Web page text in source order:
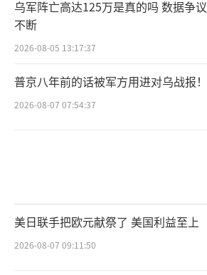
乌军阵亡高达125万是真的吗 数据争议
不断
2026-08-05 13:17:37
普京八年前的话被军方用进对乌战报！
2026-08-07 07:54:37
美日联手把欧元献祭了 美国利益至上
2026-08-07 09:11:50